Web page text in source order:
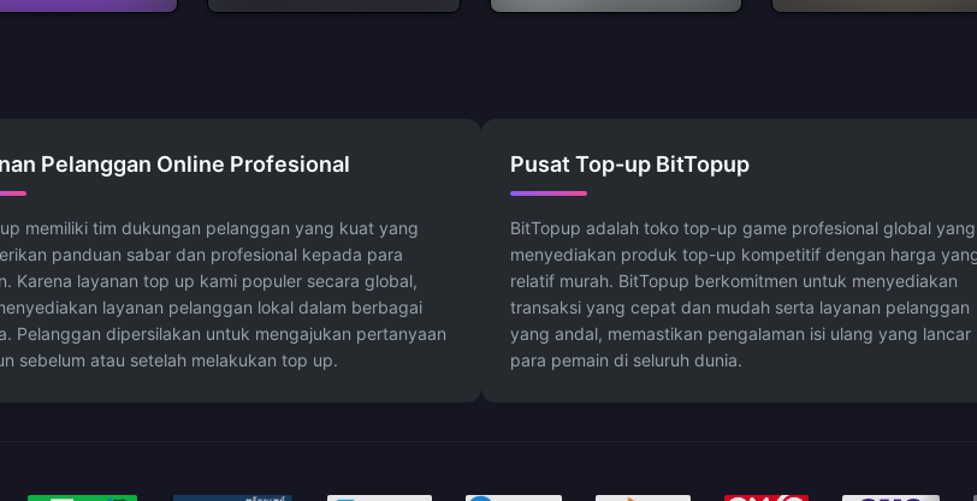
Pelanggan Online Profesional
memiliki tim dukungan pelanggan yang kuat yang
panduan sabar dan profesional kepada para
Karena layanan top up kami populer secara global,
layanan pelanggan lokal dalam berbagai
Pelanggan dipersilakan untuk mengajukan pertanyaan
sebelum atau setelah melakukan top up.
Pusat Top-up BitTopup
BitTopup adalah toko top-up game profesional global yang
menyediakan produk top-up kompetitif dengan harga
relatif murah. BitTopup berkomitmen untuk menyediakan
transaksi yang cepat dan mudah serta layanan pelanggan
yang andal, memastikan pengalaman isi ulang yang lancar
para pemain di seluruh dunia.